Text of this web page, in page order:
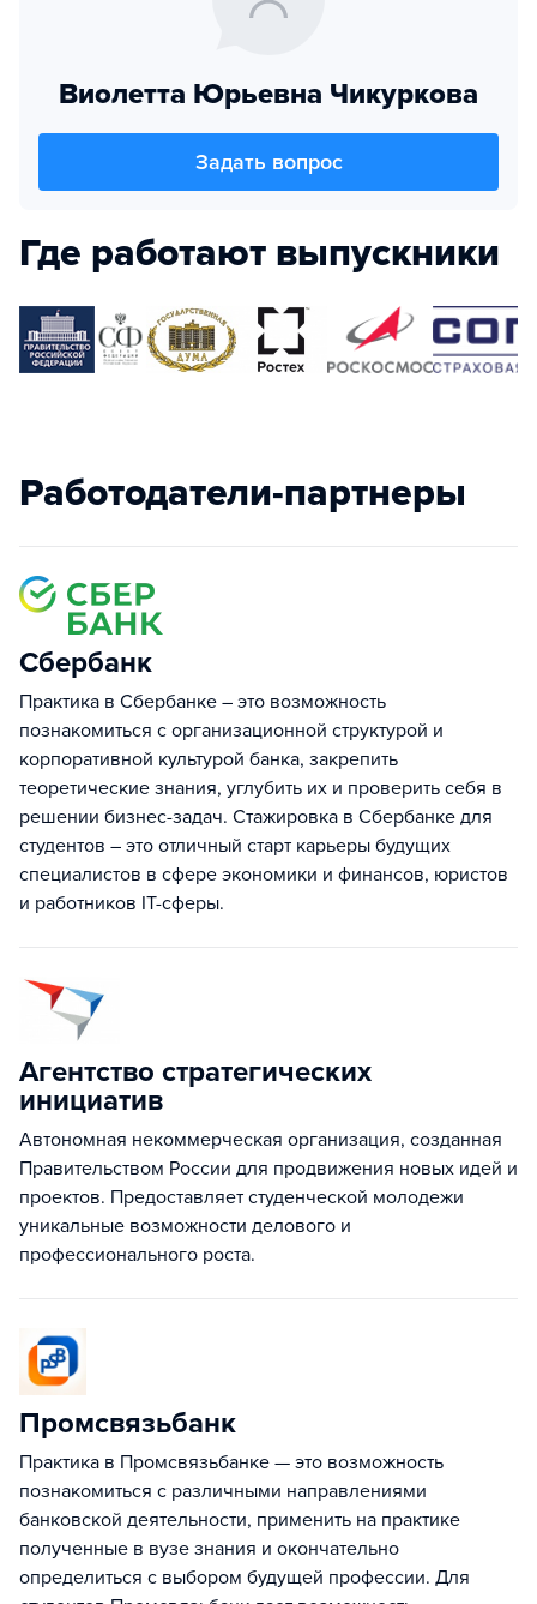
Виолетта Юрьевна Чикуркова
Задать вопрос
Где работают выпускники
Работодатели-партнеры
Сбербанк
Практика в Сбербанке – это возможность
познакомиться с организационной структурой и
корпоративной культурой банка, закрепить
теоретические знания, углубить их и проверить себя в
решении бизнес-задач. Стажировка в Сбербанке для
студентов – это отличный старт карьеры будущих
специалистов в сфере экономики и финансов, юристов
и работников IT-сферы.
Агентство стратегических
инициатив
Автономная некоммерческая организация, созданная
Правительством России для продвижения новых идей и
проектов. Предоставляет студенческой молодежи
уникальные возможности делового и
профессионального роста.
Промсвязьбанк
Практика в Промсвязьбанке — это возможность
познакомиться с различными направлениями
банковской деятельности, применить на практике
полученные в вузе знания и окончательно
определиться с выбором будущей профессии. Для